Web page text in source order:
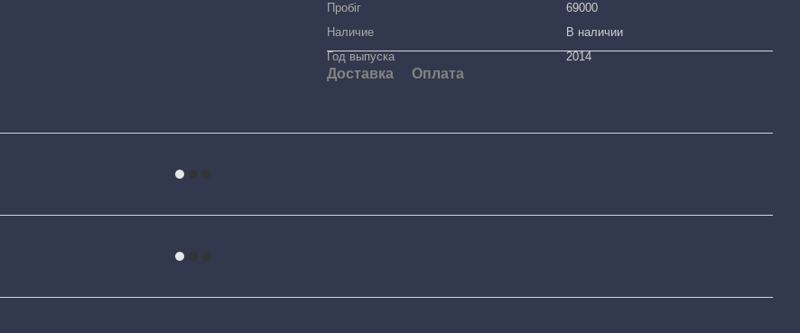
Пробіг
69000
Наличие
В наличии
Год выпуска
2014
Доставка Оплата